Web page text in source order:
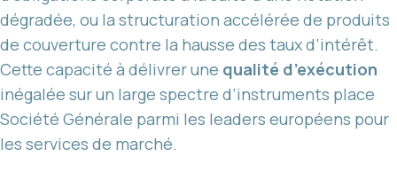
dégradée, ou la structuration accélérée de produits
de couverture contre la hausse des taux d’intérêt.
Cette capacité à délivrer une qualité d’exécution
inégalée sur un large spectre d’instruments place
Société Générale parmi les leaders européens pour
les services de marché.